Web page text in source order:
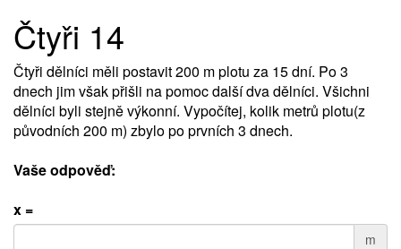
Čtyři 14
Čtyři dělníci měli postavit 200 m plotu za 15 dní. Po 3
dnech jim však přišli na pomoc další dva dělníci. Všichni
dělníci byli stejně výkonní. Vypočítej, kolik metrů plotu(z
původních 200 m) zbylo po prvních 3 dnech.
Vaše odpověď:
x =
m